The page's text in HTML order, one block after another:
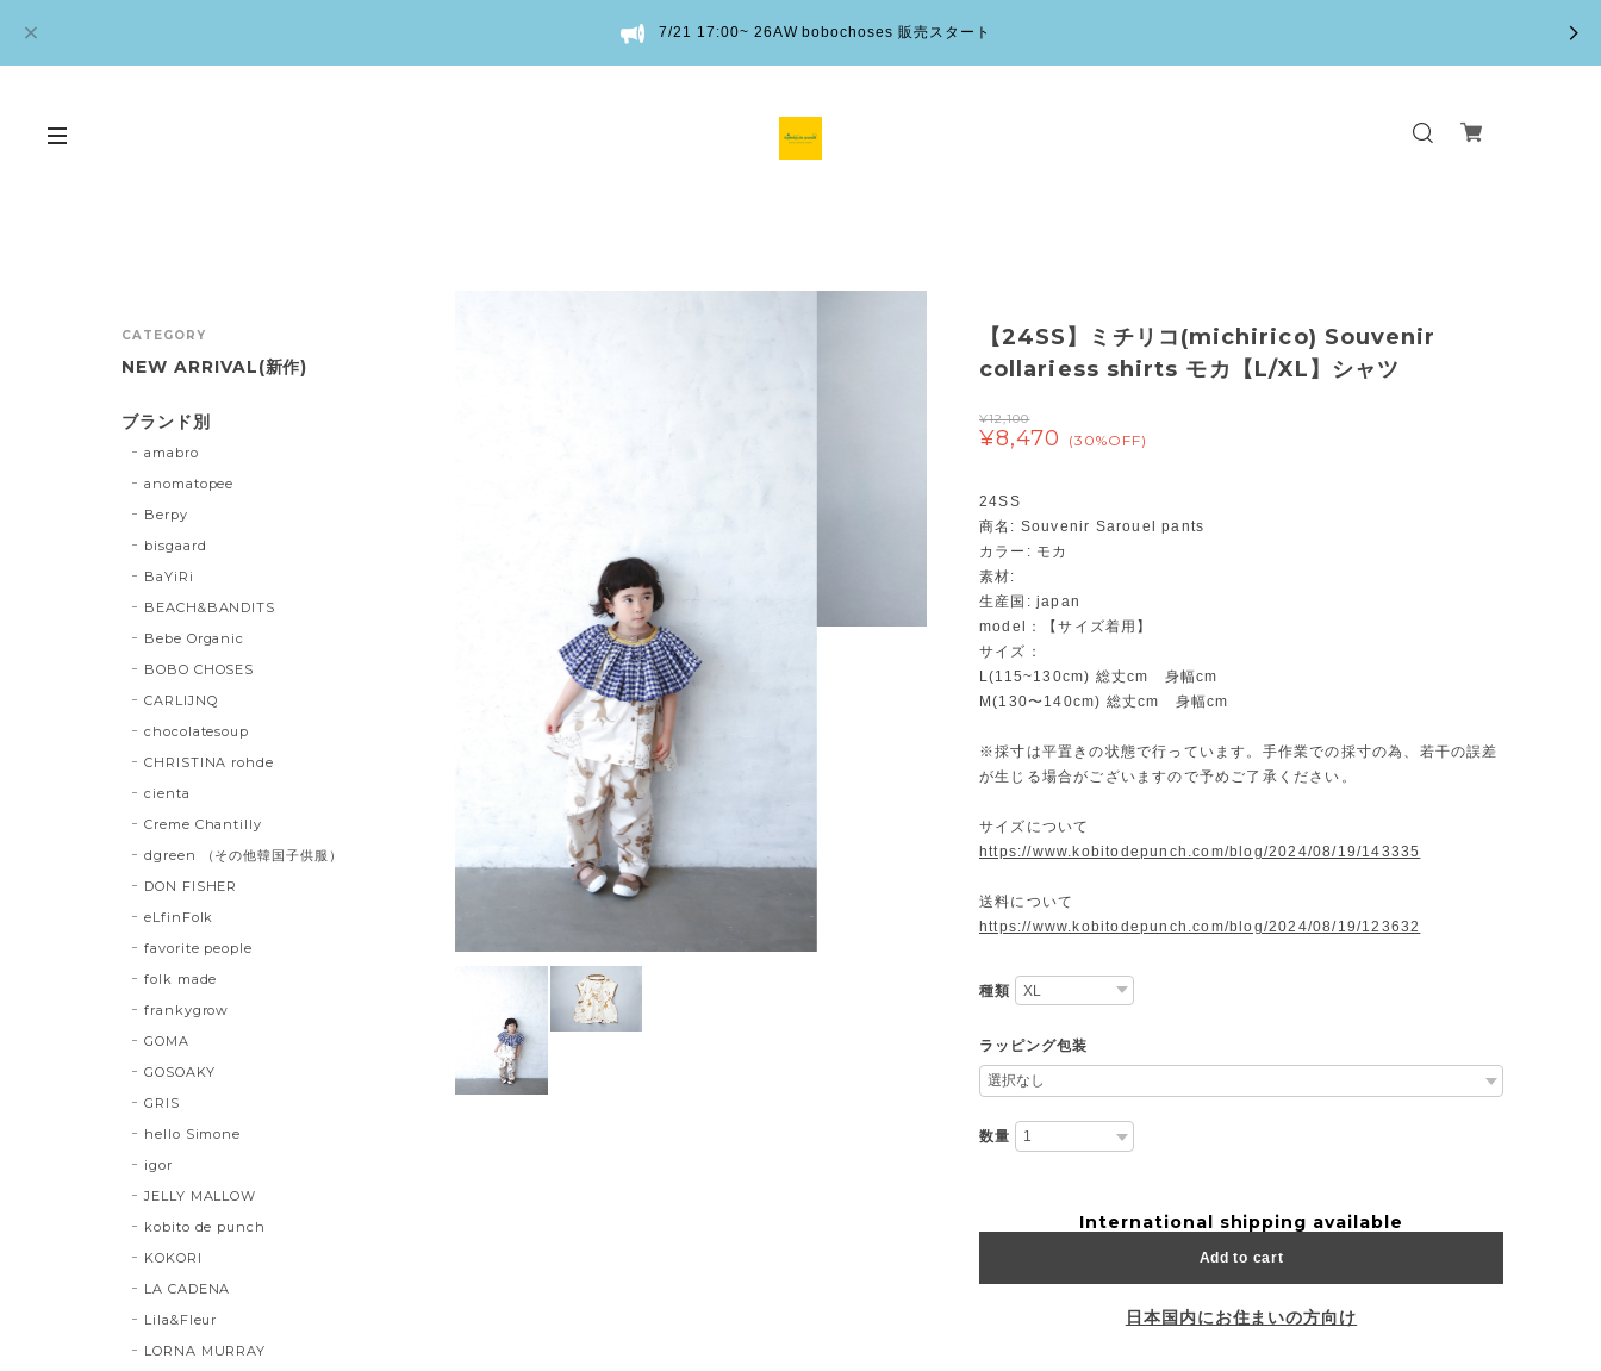
7/21 17:00~ 26AW bobochoses 販売スタート
【24SS】ミチリコ(michirico) Souvenir
collariess shirts モカ【L/XL】シャツ
¥12,100
¥8,470 (30%OFF)
24SS
商名: Souvenir Sarouel pants
カラー: モカ
素材:
生産国: japan
model：【サイズ着用】
サイズ：
L(115~130cm) 総丈cm 身幅cm
M(130〜140cm) 総丈cm 身幅cm
※採寸は平置きの状態で行っています。手作業での採寸の為、若干の誤差
が生じる場合がございますので予めご了承ください。
サイズについて
https://www.kobitodepunch.com/blog/2024/08/19/143335
送料について
https://www.kobitodepunch.com/blog/2024/08/19/123632
種類
ラッピング包装
数量
International shipping available
Add to cart
日本国内にお住まいの方向け
CATEGORY
NEW ARRIVAL(新作)
ブランド別
amabro
anomatopee
Berpy
bisgaard
BaYiRi
BEACH&BANDITS
Bebe Organic
BOBO CHOSES
CARLIJNQ
chocolatesoup
CHRISTINA rohde
cienta
Creme Chantilly
dgreen （その他韓国子供服）
DON FISHER
eLfinFolk
favorite people
folk made
frankygrow
GOMA
GOSOAKY
GRIS
hello Simone
igor
JELLY MALLOW
kobito de punch
KOKORI
LA CADENA
Lila&Fleur
LORNA MURRAY